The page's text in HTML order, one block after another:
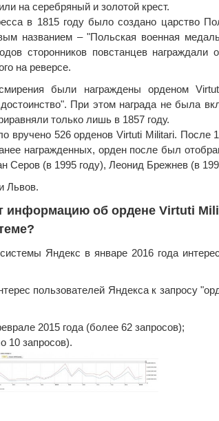
на серебряный и золотой крест.
в 1815 году было создано царство
названием – "Польская военная
сторонников повстанцев награждали
на реверсе.
были награждены орденом
При этом награда не была
только лишь в 1857 году.
вручено 526 орденов Virtuti Militari. После
награжденных, орден после был
Серов (в 1995 году), Леонид Брежнев (в
Львов.
информацию об ордене Virtuti
Яндекс в январе 2016 года
пользователей Яндекса к запросу
2015 года (более 62 запросов);
10 запросов).